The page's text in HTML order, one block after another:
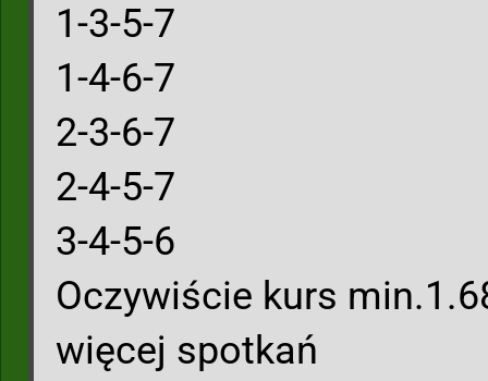
1-3-5-7
1-4-6-7
2-3-6-7
2-4-5-7
3-4-5-6
Oczywiście kurs
więcej spotkań